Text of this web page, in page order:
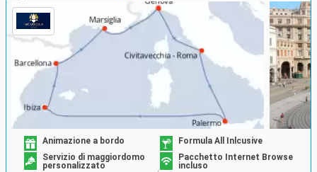
Animazione a bordo
Formula All Inlcusive
Servizio di maggiordomo
personalizzato
Pacchetto Internet Browse
incluso